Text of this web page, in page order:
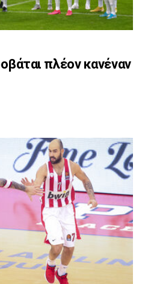
πλέον κανέναν